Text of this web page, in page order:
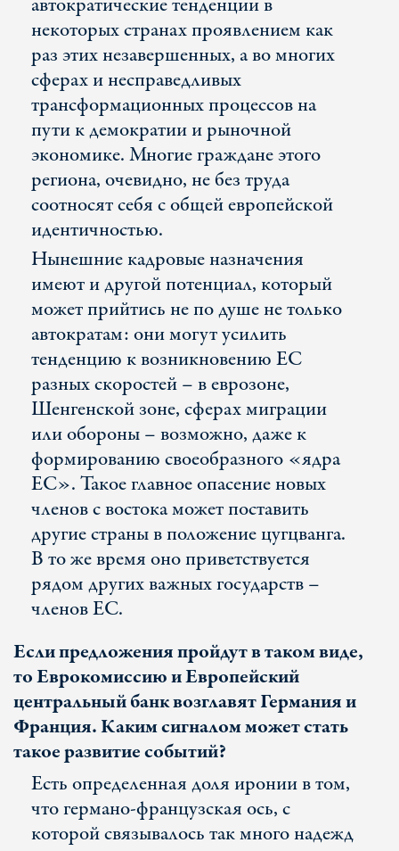
некоторых странах проявлением как
раз этих незавершенных, а во многих
сферах и несправедливых
трансформационных процессов на
пути к демократии и рыночной
экономике. Многие граждане этого
региона, очевидно, не без труда
соотносят себя с общей европейской
идентичностью.
Нынешние кадровые назначения
имеют и другой потенциал, который
может прийтись не по душе не только
автократам: они могут усилить
тенденцию к возникновению ЕС
разных скоростей – в еврозоне,
Шенгенской зоне, сферах миграции
или обороны – возможно, даже к
формированию своеобразного «ядра
ЕС». Такое главное опасение новых
членов с востока может поставить
другие страны в положение цугцванга.
В то же время оно приветствуется
рядом других важных государств –
членов ЕС.
Если предложения пройдут в таком виде,
то Еврокомиссию и Европейский
центральный банк возглавят Германия и
Франция. Каким сигналом может стать
такое развитие событий?
Есть определенная доля иронии в том,
что германо-французская ось, с
которой связывалось так много надежд